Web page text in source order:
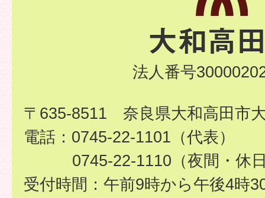
法人番号
〒635-8511 奈良県大和高田市
電話：0745-22-1101（代表）
0745-22-1110（夜間・休
受付時間：午前9時から午後4時